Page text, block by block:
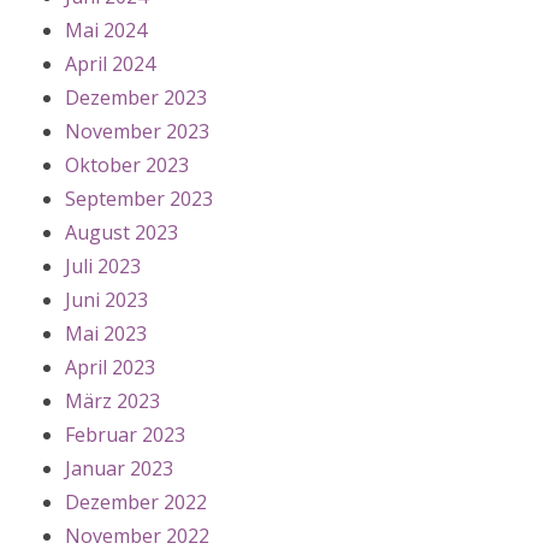
Mai 2024
April 2024
Dezember 2023
November 2023
Oktober 2023
September 2023
August 2023
Juli 2023
Juni 2023
Mai 2023
April 2023
März 2023
Februar 2023
Januar 2023
Dezember 2022
November 2022